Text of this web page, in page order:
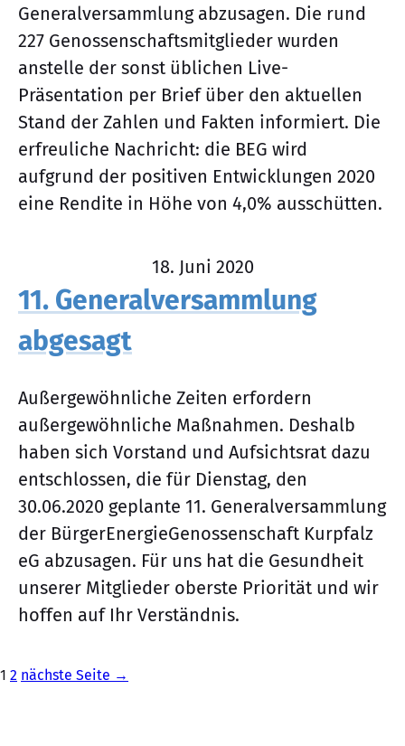
Generalversammlung abzusagen. Die rund
227 Genossenschaftsmitglieder wurden
anstelle der sonst üblichen Live-
Präsentation per Brief über den aktuellen
Stand der Zahlen und Fakten informiert. Die
erfreuliche Nachricht: die BEG wird
aufgrund der positiven Entwicklungen 2020
eine Rendite in Höhe von 4,0% ausschütten.
18. Juni 2020
11. Generalversammlung
abgesagt
Außergewöhnliche Zeiten erfordern
außergewöhnliche Maßnahmen. Deshalb
haben sich Vorstand und Aufsichtsrat dazu
entschlossen, die für Dienstag, den
30.06.2020 geplante 11. Generalversammlung
der Bürger­Energie­Genossenschaft Kurpfalz
eG abzusagen. Für uns hat die Gesundheit
unserer Mitglieder oberste Priorität und wir
hoffen auf Ihr Verständnis.
Seitennummerierung
Seite
1 Seite
2 nächste Seite →